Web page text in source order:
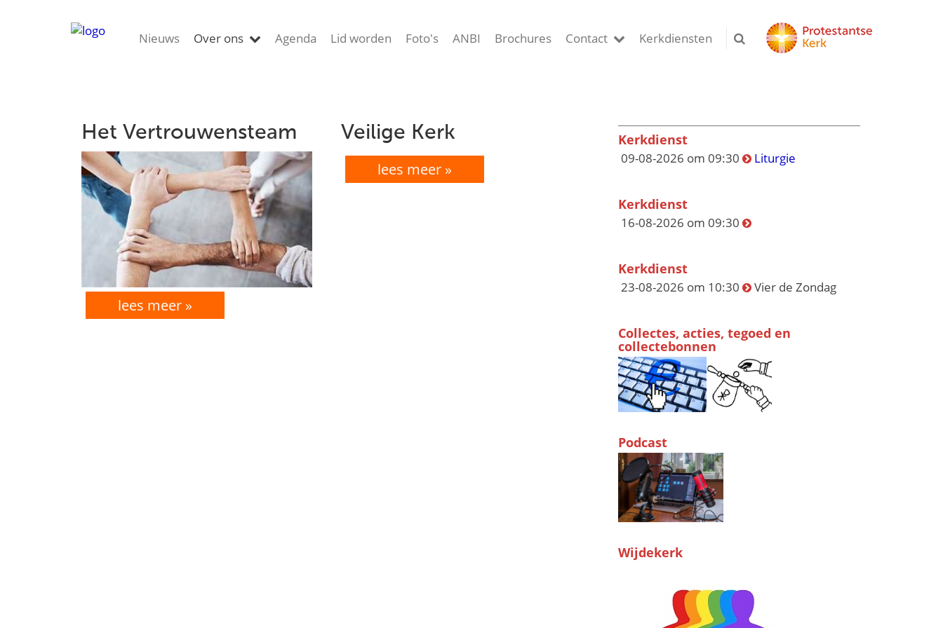
Nieuws Over ons Agenda Lid worden Foto's ANBI Brochures Contact Kerkdiensten
Het Vertrouwensteam
lees meer »
Veilige Kerk
lees meer »
Kerkdienst
09-08-2026 om 09:30 Liturgie
Kerkdienst
16-08-2026 om 09:30
Kerkdienst
23-08-2026 om 10:30 Vier de Zondag
Collectes, acties, tegoed en
collectebonnen
Podcast
Wijdekerk